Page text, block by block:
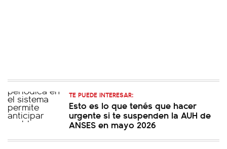
TE PUEDE INTERESAR:
Esto es lo que tenés que hacer
urgente si te suspenden la AUH de
ANSES en mayo 2026